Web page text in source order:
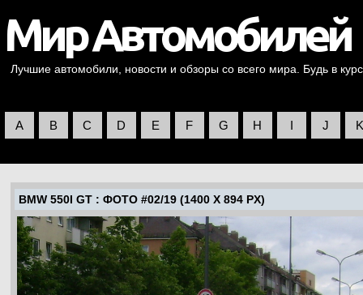
Лучшие автомобили, новости и обзоры со всего мира. Будь в
A B C D E F G H I J K
BMW 550I GT : ФОТО #02/19 (1400 X 894 PX)